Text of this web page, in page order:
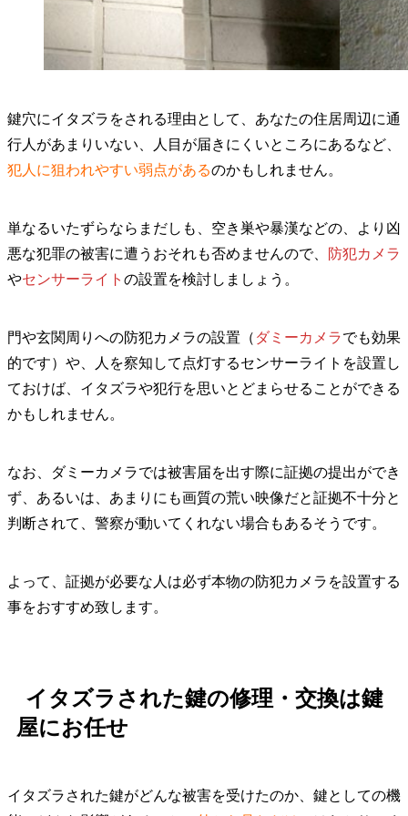
鍵穴にイタズラをされる理由として、あなたの住居周辺に通
行人があまりいない、人目が届きにくいところにあるなど、
犯人に狙われやすい弱点があるのかもしれません。
単なるいたずらならまだしも、空き巣や暴漢などの、より凶
悪な犯罪の被害に遭うおそれも否めませんので、
防犯カメラ
やセンサーライト の設置を検討しましょう。
門や玄関周りへの防犯カメラの設置（ ダミーカメラでも効果
的です）や、人を察知して点灯するセンサーライトを設置し
ておけば、イタズラや犯行を思いとどまらせることができる
かもしれません。
なお、ダミーカメラでは被害届を出す際に証拠の提出ができ
ず、あるいは、あまりにも画質の荒い映像だと証拠不十分と
判断されて、警察が動いてくれない場合もあるそうです。
よって、証拠が必要な人は必ず本物の防犯カメラを設置する
事をおすすめ致します。
イタズラされた鍵の修理・交換は鍵
屋にお任せ
イタズラされた鍵がどんな被害を受けたのか、鍵としての機